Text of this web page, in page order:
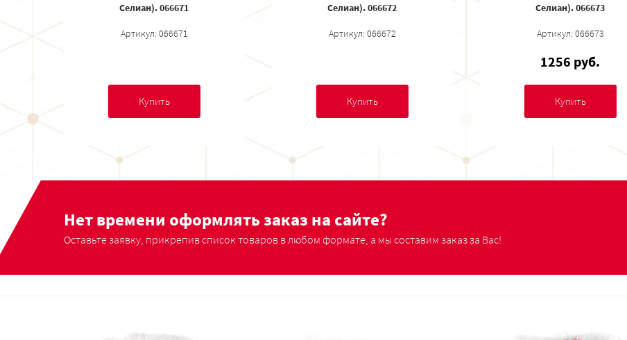
Селиан). 066671
Артикул: 066671
Купить
Селиан). 066672
Артикул: 066672
Купить
Селиан). 066673
Артикул: 066673
1256 руб.
Купить
Нет времени оформлять заказ на сайте?
Оставьте заявку, прикрепив список товаров в любом формате, а мы составим заказ за Вас!